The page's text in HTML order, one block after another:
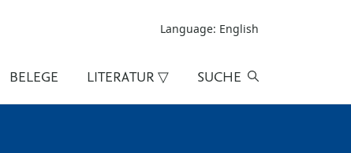
Language: English
BELEGE LITERATUR ▽ SUCHE